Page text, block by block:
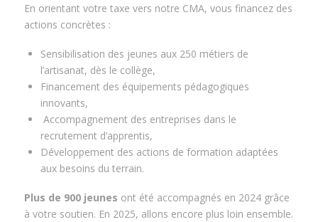
En orientant votre taxe vers notre CMA, vous financez des
actions concrètes :
Sensibilisation des jeunes aux 250 métiers de
l’artisanat, dès le collège,
Financement des équipements pédagogiques
innovants,
Accompagnement des entreprises dans le
recrutement d’apprentis,
Développement des actions de formation adaptées
aux besoins du terrain.
Plus de 900 jeunes ont été accompagnés en 2024 grâce
à votre soutien. En 2025, allons encore plus loin ensemble.